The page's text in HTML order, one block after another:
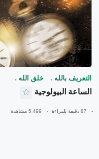
التعريف بالله خلق الله
الساعة البيولوجية
87 دقيقة للقراءة 5,499 مشاهدة